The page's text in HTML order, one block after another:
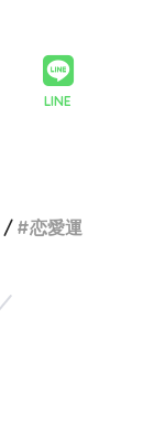
LINE
恋愛運